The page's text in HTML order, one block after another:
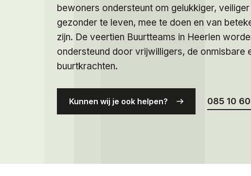
bewoners ondersteunt om gelukkiger, veiliger
gezonder te leven, mee te doen en van
zijn. De veertien Buurtteams in Heerlen
ondersteund door vrijwilligers, de onmisbare
buurtkrachten.
Kunnen wij je ook helpen? 085 10